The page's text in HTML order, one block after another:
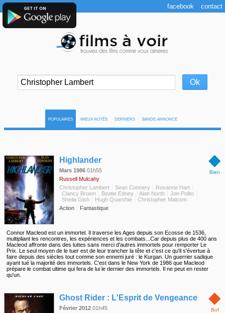
POPULAIRES MIEUX NOTÉS DERNIERS BANDE-ANNONCE
◆
Bien
Highlander
Mars 1986 01h55
Russell Mulcahy
Christopher Lambert
Sean Connery
Roxanne Hart
Clancy Brown
Beatie Edney Alan North
Jon Polito
Sheila Gish
Hugh Quarshie
Christopher Malcom
Action
Fantastique
Connor Macleod est un immortel. Il traverse les Ages depuis son Ecosse de 1536,
multipliant les rencontres, les expériences et les combats...Car depuis plus de 400 ans
Macleod affronte dans des luttes sans merci d'autres immortels pour remporter Le
Prix. Le seul moyen de le tuer est de leur trancher la tête et c'est ce qu'il s'évertue à
faire depuis des siècles tout comme son ennemi juré : le Kurgan. Un guerrier sadique
ayant tué la majorité des immortels. C'est dans le New York de 1986 que Macleod
prépare le combat ultime qui fera de lui le dernier des immortels. Il ne peut en rester
qu'un.
◆
Bof
Ghost Rider : L'Esprit de Vengeance
Février 2012 01h45
facebook contact